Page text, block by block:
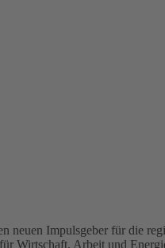
Impulsgeber für die
Wirtschaft, Arbeit und